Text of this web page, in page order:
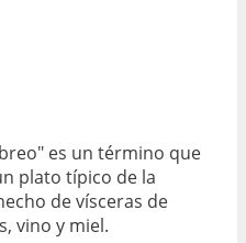
es un término que
plato típico de la
de vísceras de
vino y miel.